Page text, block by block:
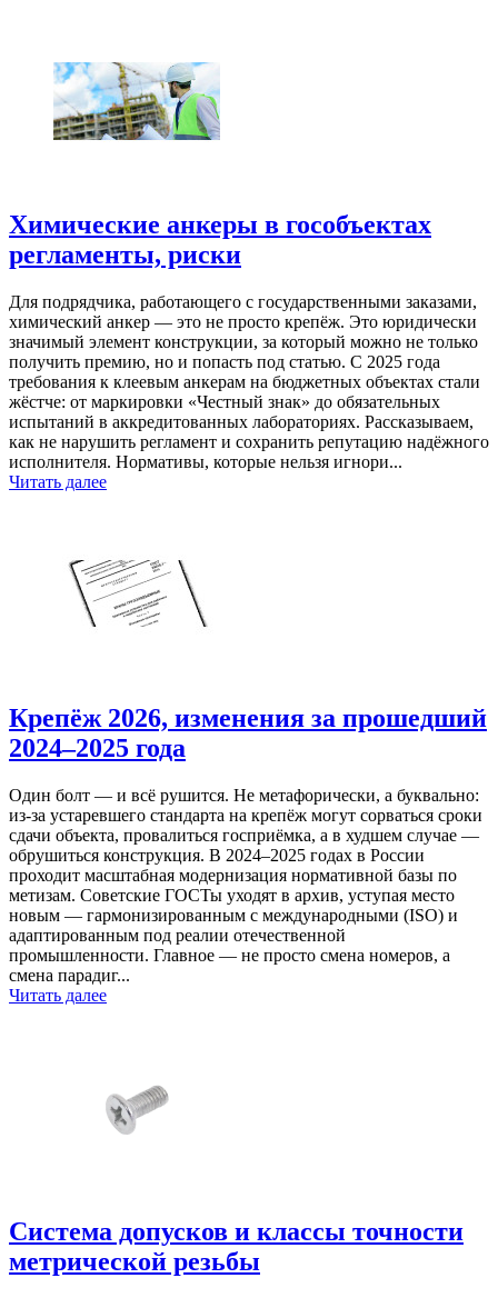
Химические анкеры в гособъектах
регламенты, риски
Для подрядчика, работающего с государственными заказами,
химический анкер — это не просто крепёж. Это юридически
значимый элемент конструкции, за который можно не только
получить премию, но и попасть под статью. С 2025 года
требования к клеевым анкерам на бюджетных объектах стали
жёстче: от маркировки «Честный знак» до обязательных
испытаний в аккредитованных лабораториях. Рассказываем,
как не нарушить регламент и сохранить репутацию надёжного
исполнителя. Нормативы, которые нельзя игнори...
Читать далее
Крепёж 2026, изменения за прошедший
2024–2025 года
Один болт — и всё рушится. Не метафорически, а буквально:
из-за устаревшего стандарта на крепёж могут сорваться сроки
сдачи объекта, провалиться госприёмка, а в худшем случае —
обрушиться конструкция. В 2024–2025 годах в России
проходит масштабная модернизация нормативной базы по
метизам. Советские ГОСТы уходят в архив, уступая место
новым — гармонизированным с международными (ISO) и
адаптированным под реалии отечественной
промышленности. Главное — не просто смена номеров, а
смена парадиг...
Читать далее
Система допусков и классы точности
метрической резьбы